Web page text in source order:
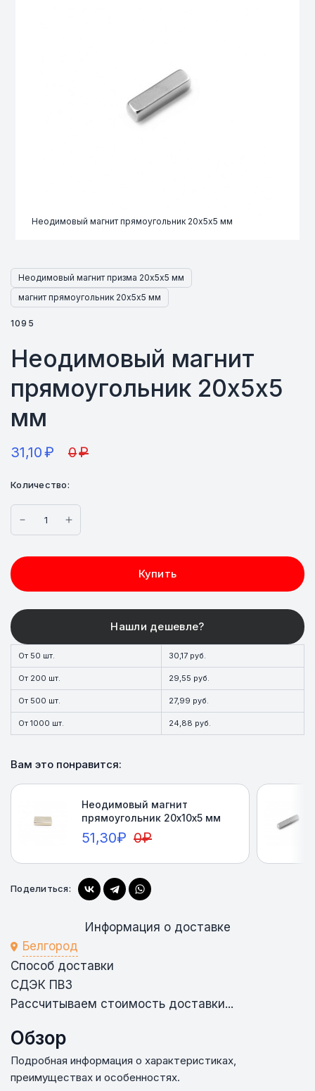
Неодимовый магнит прямоугольник 20х5х5 мм
Неодимовый магнит призма 20х5х5 мм
магнит прямоугольник 20х5х5 мм
1095
Неодимовый магнит
прямоугольник 20х5х5
мм
31,10₽ 0₽
Количество:
Купить
От 50 шт. 30,17 руб.
От 200 шт. 29,55 руб.
От 500 шт. 27,99 руб.
От 1000 шт. 24,88 руб.
Вам это понравится:
Неодимовый магнит
прямоугольник 20х10х5 мм
51,30₽ 0₽
Купить
Поделиться:
Информация о доставке
Белгород
Способ доставки
СДЭК ПВЗ
Рассчитываем стоимость доставки...
Обзор
Подробная информация о характеристиках,
преимуществах и особенностях.